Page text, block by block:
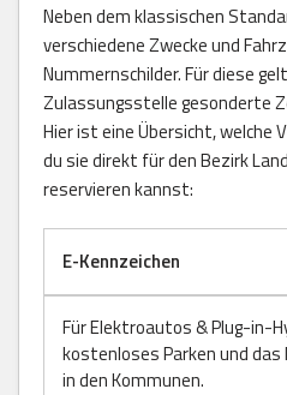
Neben dem klassischen
verschiedene Zwecke und
Nummernschilder. Für diese
Zulassungsstelle gesonderte
Hier ist eine Übersicht, welche
du sie direkt für den Bezirk
reservieren kannst:
E-Kennzeichen
Für Elektroautos & Plug-in-
kostenloses Parken und
in den Kommunen.